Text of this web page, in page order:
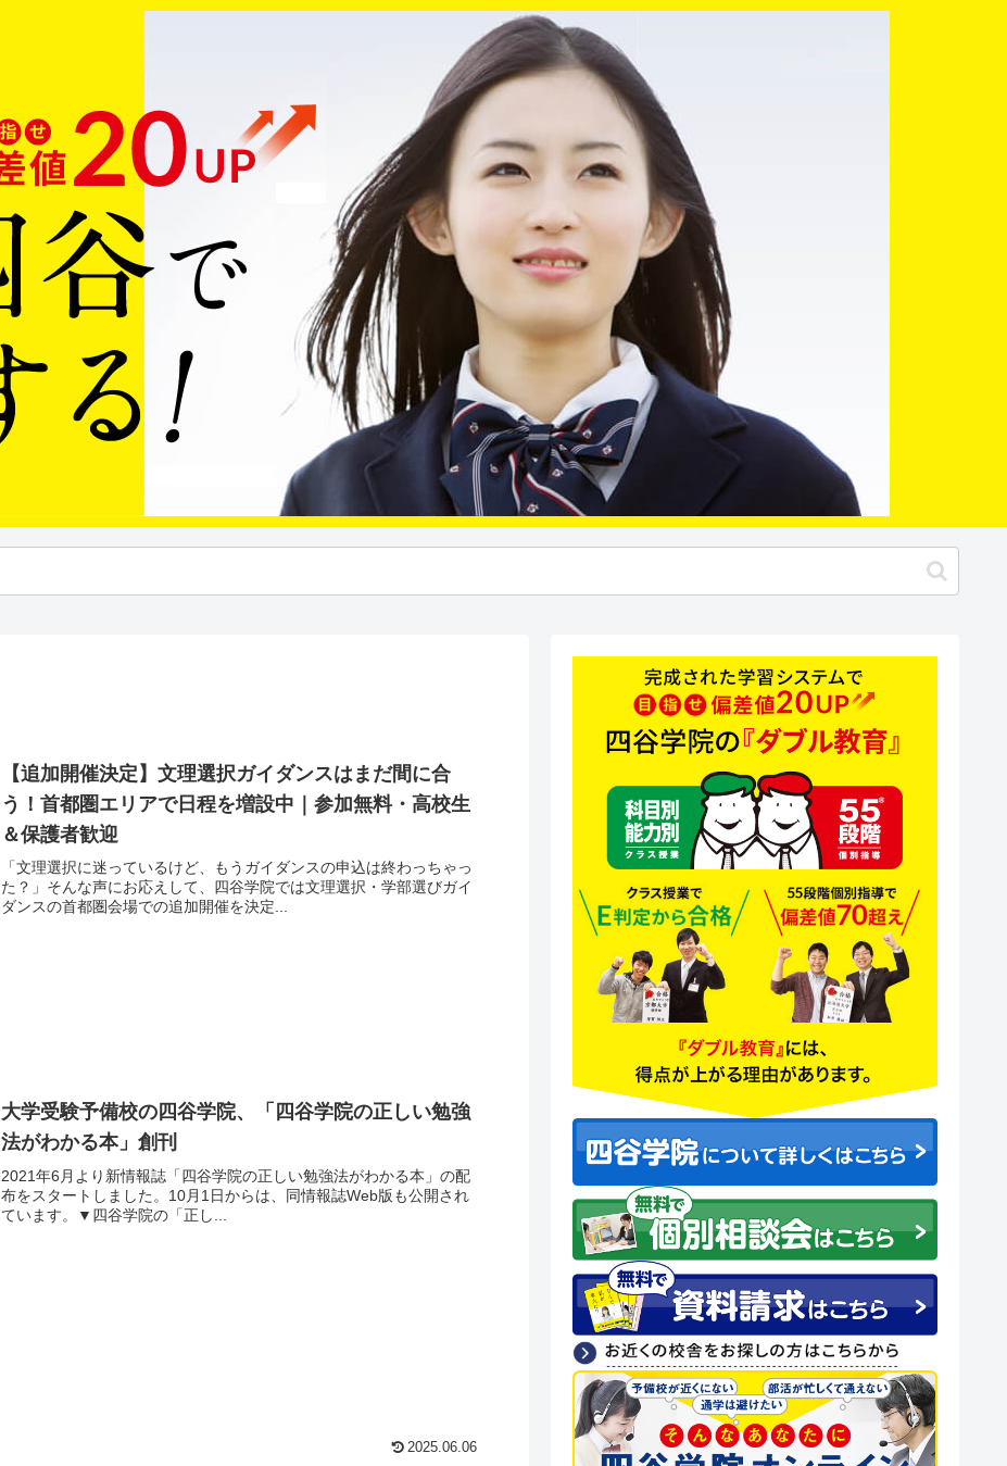
【追加開催決定】文理選択ガイダンスはまだ間に合
う！首都圏エリアで日程を増設中｜参加無料・高校生
＆保護者歓迎
「文理選択に迷っているけど、もうガイダンスの申込は終わっちゃっ
た？」そんな声にお応えして、四谷学院では文理選択・学部選びガイ
ダンスの首都圏会場での追加開催を決定...
大学受験予備校の四谷学院、「四谷学院の正しい勉強
法がわかる本」創刊
2021年6月より新情報誌「四谷学院の正しい勉強法がわかる本」の配
布をスタートしました。10月1日からは、同情報誌Web版も公開され
ています。▼四谷学院の「正し...
2025.06.06